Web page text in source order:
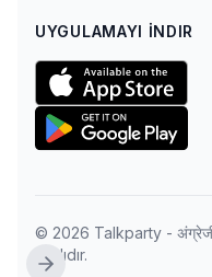
UYGULAMAYI İNDIR
© 2026 Talkparty - अंग्रेजी
saklıdır.